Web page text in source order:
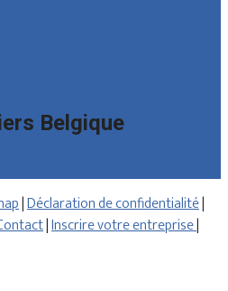
Belgique
|Déclaration de confidentialité|
|Inscrire votre entreprise|